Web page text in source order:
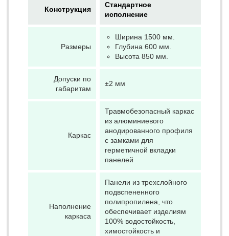
Конструкция
Стандартное
исполнение
Размеры
Ширина 1500 мм.
Глубина 600 мм.
Высота 850 мм.
Допуски по
габаритам
±2 мм
Каркас
Травмобезопасный каркас
из алюминиевого
анодированного профиля
с замками для
герметичной вкладки
панелей
Наполнение
каркаса
Панели из трехслойного
подвспененного
полипропилена, что
обеспечивает изделиям
100% водостойкость,
химостойкость и